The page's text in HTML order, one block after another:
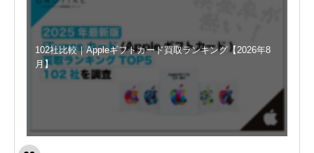
102社比較｜Appleギフトカード買取ランキング【2026年8
月】